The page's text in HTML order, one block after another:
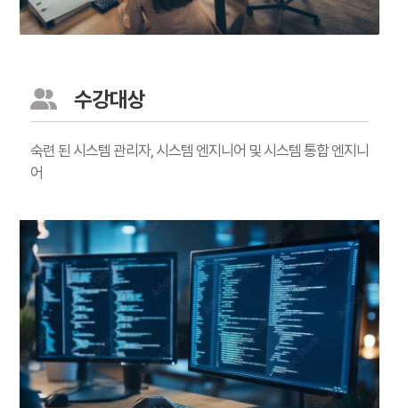
수강대상
숙련 된 시스템 관리자, 시스템 엔지니어 및 시스템 통합 엔지니
어